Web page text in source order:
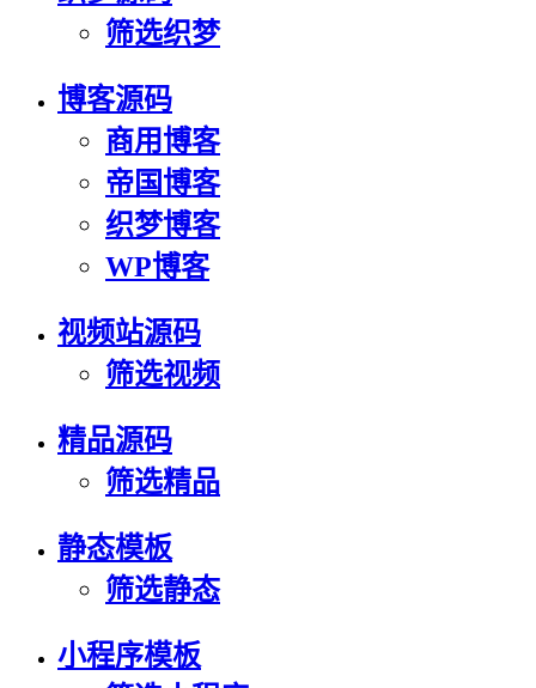
筛选织梦
博客源码
商用博客
帝国博客
织梦博客
WP博客
视频站源码
筛选视频
精品源码
筛选精品
静态模板
筛选静态
小程序模板